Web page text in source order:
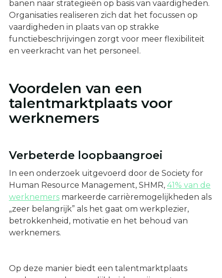
banen naar strategieën op basis van vaardigheden.
Organisaties realiseren zich dat het focussen op
vaardigheden in plaats van op strakke
functiebeschrijvingen zorgt voor meer flexibiliteit
en veerkracht van het personeel.
Voordelen van een
talentmarktplaats voor
werknemers
Verbeterde loopbaangroei
In een onderzoek uitgevoerd door de Society for
Human Resource Management, SHMR, 41% van de
werknemersmarkeerde carrièremogelijkheden als
„zeer belangrijk” als het gaat om werkplezier,
betrokkenheid, motivatie en het behoud van
werknemers.
Op deze manier biedt een talentmarktplaats